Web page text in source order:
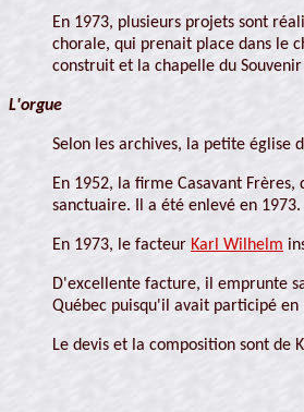
En 1973, plusieurs projets sont
chorale, qui prenait place dans le
construit et la chapelle du
L'orgue
Selon les archives, la petite église
En 1952, la firme Casavant
sanctuaire. Il a été enlevé en 1973.
En 1973, le facteur Karl Wilhelm
D'excellente facture, il emprunte
Québec puisqu'il avait participé
Le devis et la composition sont